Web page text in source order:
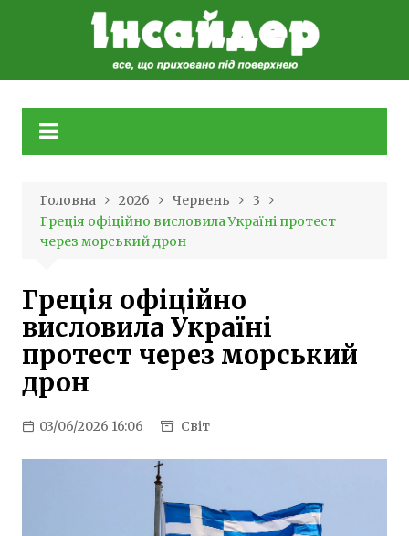
Головна 2026 Червень
3
Греція офіційно висловила Україні протест
через морський дрон
Греція офіційно
висловила Україні
протест через морський
дрон
03/06/2026 16:06 Світ